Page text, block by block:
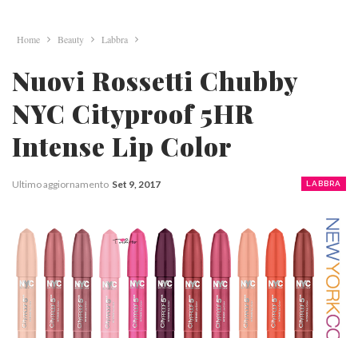
Home Beauty Labbra
Nuovi Rossetti Chubby
NYC Cityproof 5HR
Intense Lip Color
LABBRA
Ultimo aggiornamento Set 9, 2017